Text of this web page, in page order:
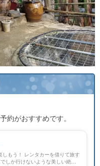
約がおすすめです。
もう！ レンタカーを借りて旅す
しか行けないような美しい絶景